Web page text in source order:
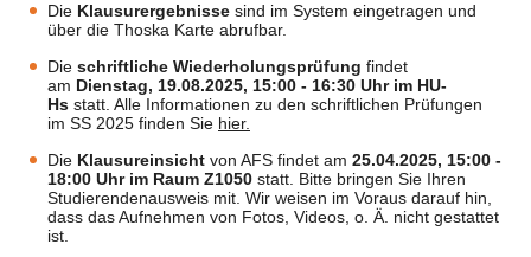
Die Klausurergebnisse sind im System eingetragen und
über die Thoska Karte abrufbar.
Die schriftliche Wiederholungsprüfung findet
am Dienstag, 19.08.2025, 15:00 - 16:30 Uhr im HU-
Hs statt. Alle Informationen zu den schriftlichen Prüfungen
im SS 2025 finden Sie hier.
Die Klausureinsicht von AFS findet am 25.04.2025, 15:00 -
18:00 Uhr im Raum Z1050 statt. Bitte bringen Sie Ihren
Studierendenausweis mit. Wir weisen im Voraus darauf hin,
dass das Aufnehmen von Fotos, Videos, o. Ä. nicht gestattet
ist.